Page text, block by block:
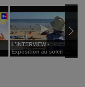
L'INTERVIEW -
Exposition au soleil :...